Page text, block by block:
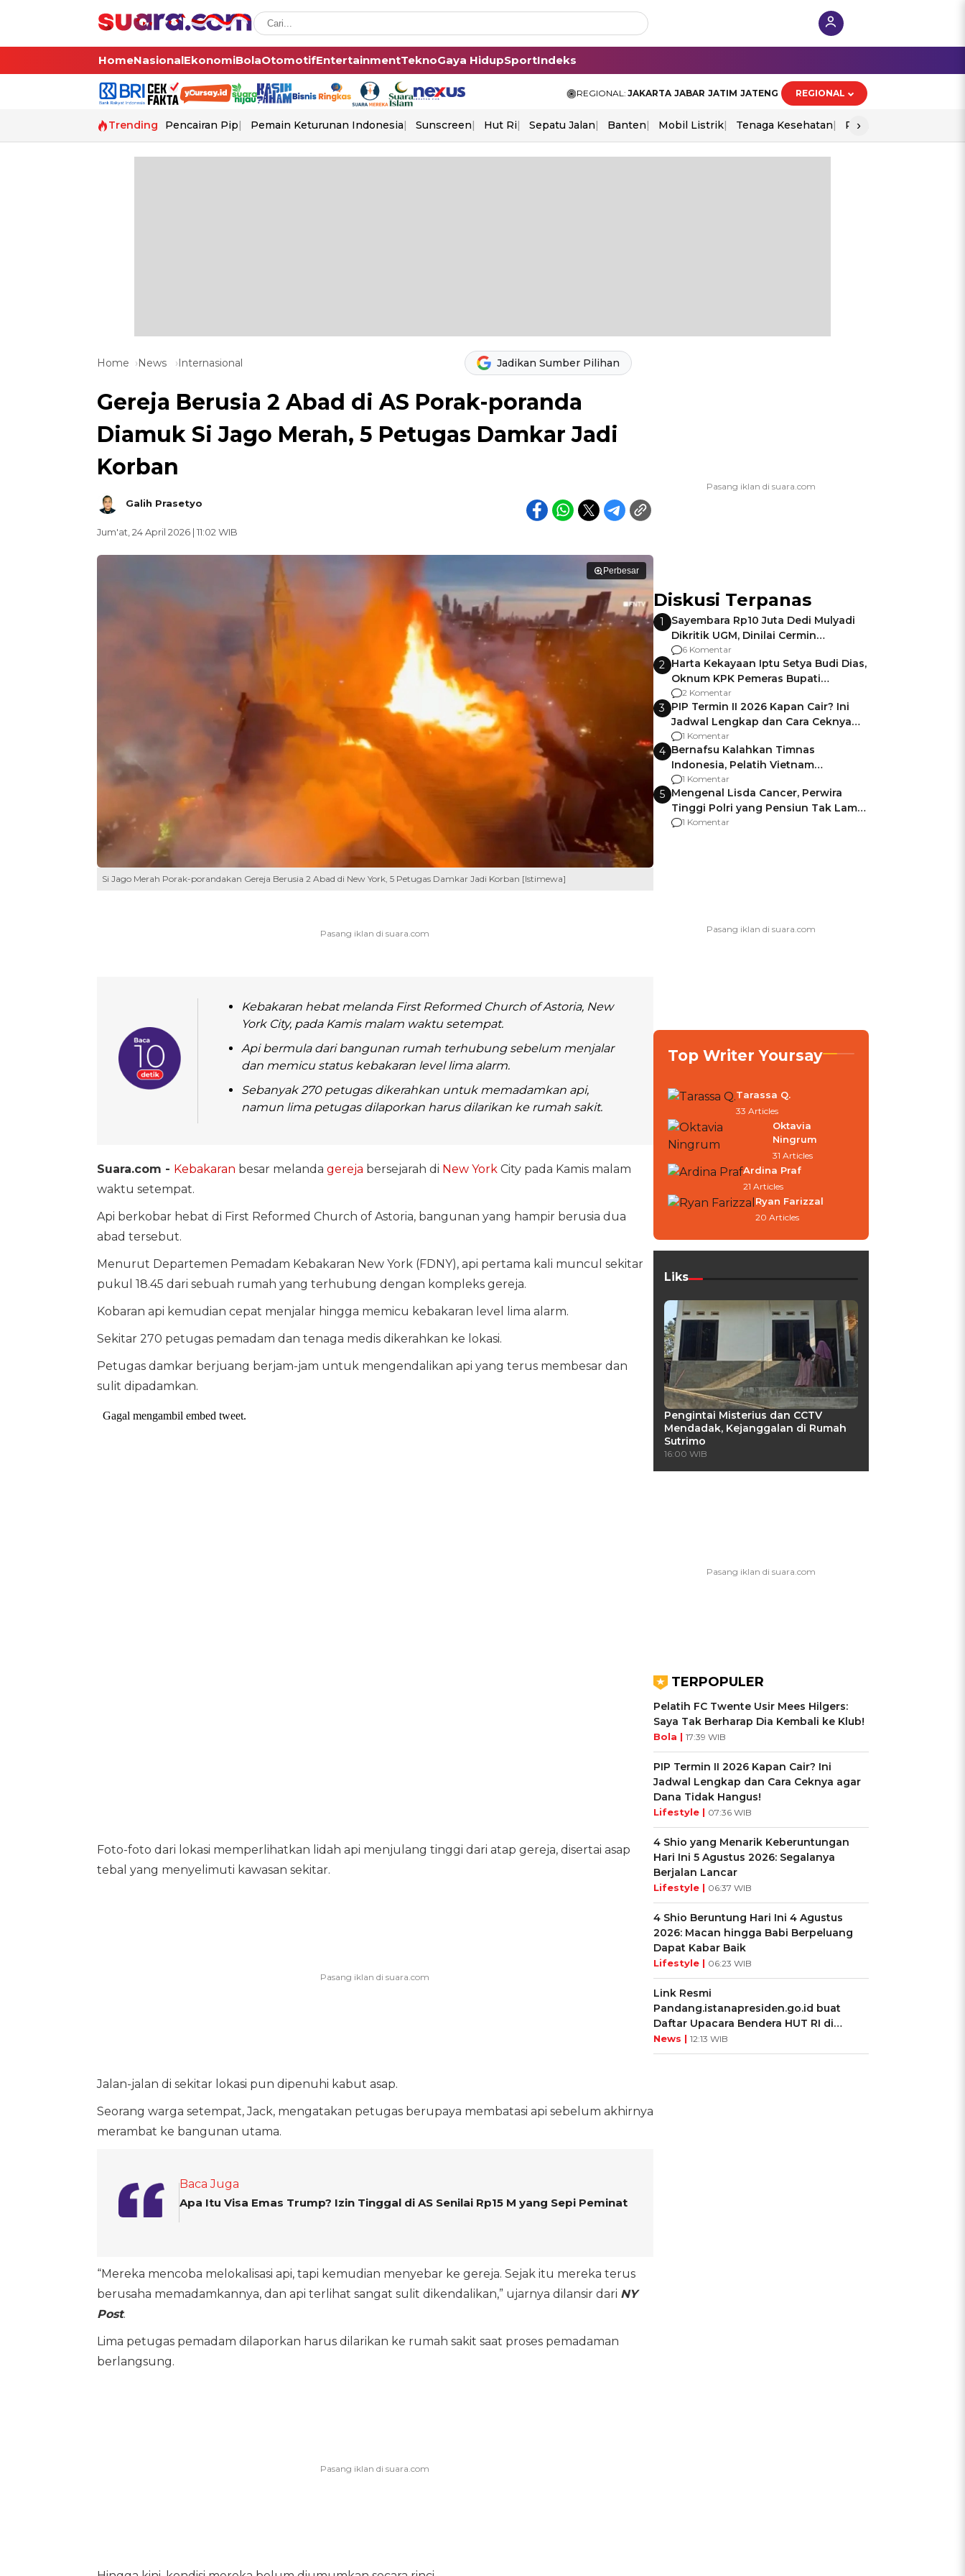
HomeNasionalEkonomiBolaOtomotifEntertainmentTeknoGaya HidupSportIndeks
REGIONAL: JAKARTA JABAR JATIM JATENG REGIONAL
Trending Pencairan Pip Pemain Keturunan Indonesia Sunscreen Hut Ri Sepatu Jalan Banten Mobil Listrik Tenaga Kesehatan Perang As-Iran
›
Home News Internasional Jadikan Sumber Pilihan
Gereja Berusia 2 Abad di AS Porak-poranda
Diamuk Si Jago Merah, 5 Petugas Damkar Jadi
Korban
Galih Prasetyo
Jum'at, 24 April 2026 | 11:02 WIB
Perbesar
Si Jago Merah Porak-porandakan Gereja Berusia 2 Abad di New York, 5 Petugas Damkar Jadi Korban [Istimewa]
Kebakaran hebat melanda First Reformed Church of Astoria, New
York City, pada Kamis malam waktu setempat.
Api bermula dari bangunan rumah terhubung sebelum menjalar
dan memicu status kebakaran level lima alarm.
Sebanyak 270 petugas dikerahkan untuk memadamkan api,
namun lima petugas dilaporkan harus dilarikan ke rumah sakit.
Suara.com - Kebakaran besar melanda gereja bersejarah di New York City pada Kamis malam
waktu setempat.
Api berkobar hebat di First Reformed Church of Astoria, bangunan yang hampir berusia dua
abad tersebut.
Menurut Departemen Pemadam Kebakaran New York (FDNY), api pertama kali muncul sekitar
pukul 18.45 dari sebuah rumah yang terhubung dengan kompleks gereja.
Kobaran api kemudian cepat menjalar hingga memicu kebakaran level lima alarm.
Sekitar 270 petugas pemadam dan tenaga medis dikerahkan ke lokasi.
Petugas damkar berjuang berjam-jam untuk mengendalikan api yang terus membesar dan
sulit dipadamkan.
Foto-foto dari lokasi memperlihatkan lidah api menjulang tinggi dari atap gereja, disertai asap
tebal yang menyelimuti kawasan sekitar.
Jalan-jalan di sekitar lokasi pun dipenuhi kabut asap.
Seorang warga setempat, Jack, mengatakan petugas berupaya membatasi api sebelum akhirnya
merambat ke bangunan utama.
Baca Juga
Apa Itu Visa Emas Trump? Izin Tinggal di AS Senilai Rp15 M yang Sepi Peminat
“Mereka mencoba melokalisasi api, tapi kemudian menyebar ke gereja. Sejak itu mereka terus
berusaha memadamkannya, dan api terlihat sangat sulit dikendalikan,” ujarnya dilansir dari NY
Post.
Lima petugas pemadam dilaporkan harus dilarikan ke rumah sakit saat proses pemadaman
berlangsung.
Diskusi Terpanas
1
Sayembara Rp10 Juta Dedi Mulyadi
Dikritik UGM, Dinilai Cermin
Gagalnya Negara Jamin Keamanan
6 Komentar
2 Harta Kekayaan Iptu Setya Budi Dias,
Oknum KPK Pemeras Bupati
Pemalang
2 Komentar
3 PIP Termin II 2026 Kapan Cair? Ini
Jadwal Lengkap dan Cara Ceknya
agar Dana Tidak Hangus!
1 Komentar
4 Bernafsu Kalahkan Timnas
Indonesia, Pelatih Vietnam
Berencana Pakai Jimat di Pakansari
1 Komentar
5 Mengenal Lisda Cancer, Perwira
Tinggi Polri yang Pensiun Tak Lama
Usai Jadi Brigjen
1 Komentar
Top Writer Yoursay
Tarassa Q.
33 Articles
Oktavia
Ningrum
31 Articles
Ardina Praf
21 Articles
Ryan Farizzal
20 Articles
Liks
Pengintai Misterius dan CCTV
Mendadak, Kejanggalan di Rumah
Sutrimo
16:00 WIB
TERPOPULER
Pelatih FC Twente Usir Mees Hilgers:
Saya Tak Berharap Dia Kembali ke Klub!
Bola | 17:39 WIB
PIP Termin II 2026 Kapan Cair? Ini
Jadwal Lengkap dan Cara Ceknya agar
Dana Tidak Hangus!
Lifestyle | 07:36 WIB
4 Shio yang Menarik Keberuntungan
Hari Ini 5 Agustus 2026: Segalanya
Berjalan Lancar
Lifestyle | 06:37 WIB
4 Shio Beruntung Hari Ini 4 Agustus
2026: Macan hingga Babi Berpeluang
Dapat Kabar Baik
Lifestyle | 06:23 WIB
Link Resmi
Pandang.istanapresiden.go.id buat
Daftar Upacara Bendera HUT RI di
Istana Negara
News | 12:13 WIB